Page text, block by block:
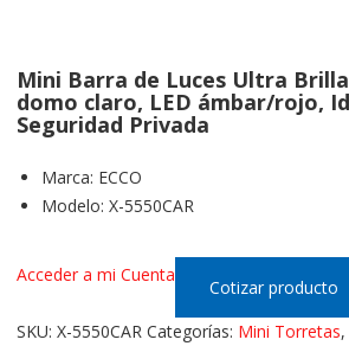
Mini Barra de Luces Ultra
domo claro, LED ámbar/rojo,
Seguridad Privada
Marca: ECCO
Modelo: X-5550CAR
Acceder a mi Cuenta
Cotizar producto
SKU: X-5550CAR Categorías: Mini Torretas,